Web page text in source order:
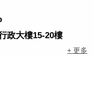
政大樓15-20樓
+ 更多